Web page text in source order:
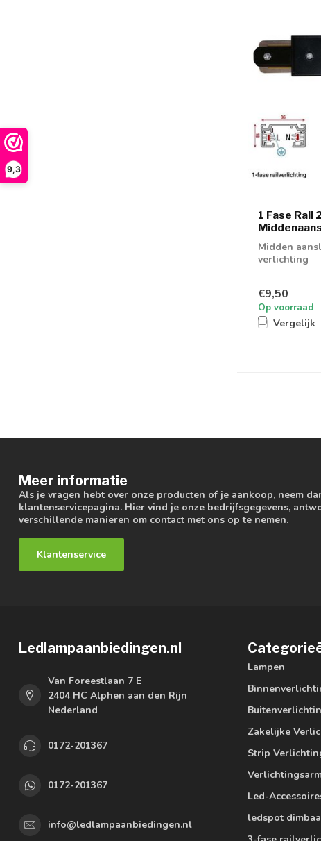
9,3
1 Fase Rail
Midden
verlichting
€9,50
Op voorraad
Vergelijk
Meer informatie
Als je vragen hebt over onze producten of je aankoop, neem
klantenservicepagina. Hier vind je onze bedrijfsgegevens,
verschillende manieren om contact met ons op te nemen.
Klantenservice
Ledlampaanbiedingen.nl
Van Foreestlaan 7 E
2404 HC Alphen aan den Rijn
Nederland
0172-201367
0172-201367
info@ledlampaanbiedingen.nl
Lampen
Zakelijke
Strip
Led-
ledspot